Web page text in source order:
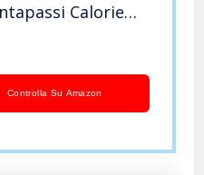
Calorie
da Polso
iOS
Controlla Su Amazon